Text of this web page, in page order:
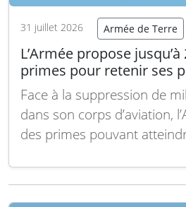
31 juillet 2026 Armée de Terre
L’Armée propose
primes pour retenir ses
Face à la suppression de
dans son corps d’aviation,
des primes pouvant
prolonger leur engagement